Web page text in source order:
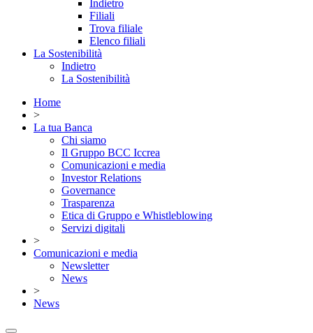
Indietro
Filiali
Trova filiale
Elenco filiali
La Sostenibilità
Indietro
La Sostenibilità
Home
>
La tua Banca
Chi siamo
Il Gruppo BCC Iccrea
Comunicazioni e media
Investor Relations
Governance
Trasparenza
Etica di Gruppo e Whistleblowing
Servizi digitali
>
Comunicazioni e media
Newsletter
News
>
News